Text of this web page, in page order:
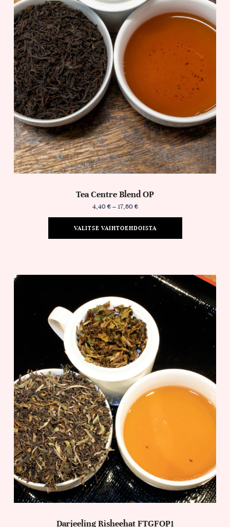
Tea Centre Blend OP
4,40 € – 17,60 €
VALITSE VAIHTOEHDOISTA
Darjeeling Risheehat FTGFOP1